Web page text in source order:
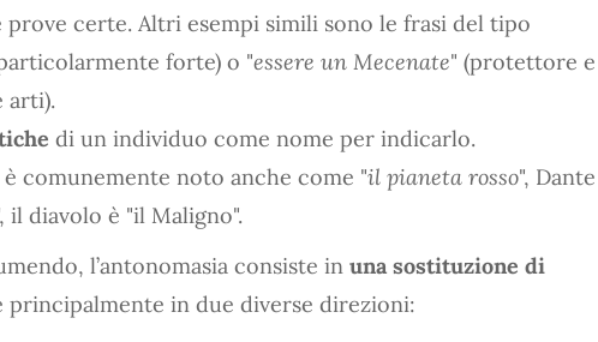
prove certe. Altri esempi simili sono le frasi del tipo
forte) o "essere un Mecenate" (protettore e
arti).
di un individuo come nome per indicarlo.
comunemente noto anche come "il pianeta rosso", Dante
il diavolo è "il Maligno".
l’antonomasia consiste in una sostituzione di
principalmente in due diverse direzioni: